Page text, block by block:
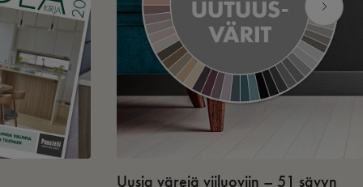
Uusia värejä viiluoviin – 51 sävyn